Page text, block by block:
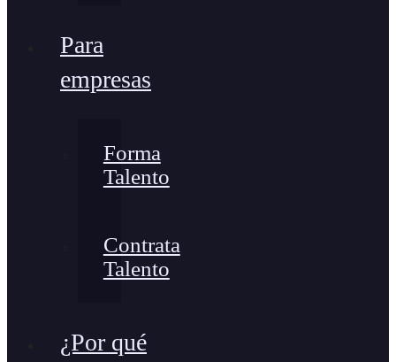
Para
empresas
Forma
Talento
Contrata
Talento
¿Por qué